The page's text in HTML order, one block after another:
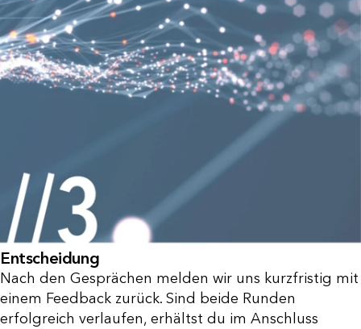
Entscheidung
Nach den Gesprächen melden wir uns kurzfristig mit
einem Feedback zurück. Sind beide Runden
erfolgreich verlaufen, erhältst du im Anschluss